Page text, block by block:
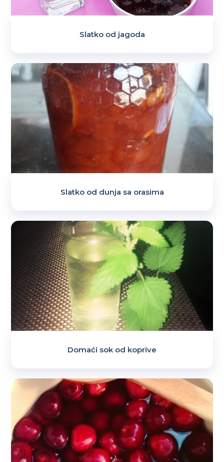
Slatko od jagoda
Slatko od dunja sa orasima
Domaći sok od koprive